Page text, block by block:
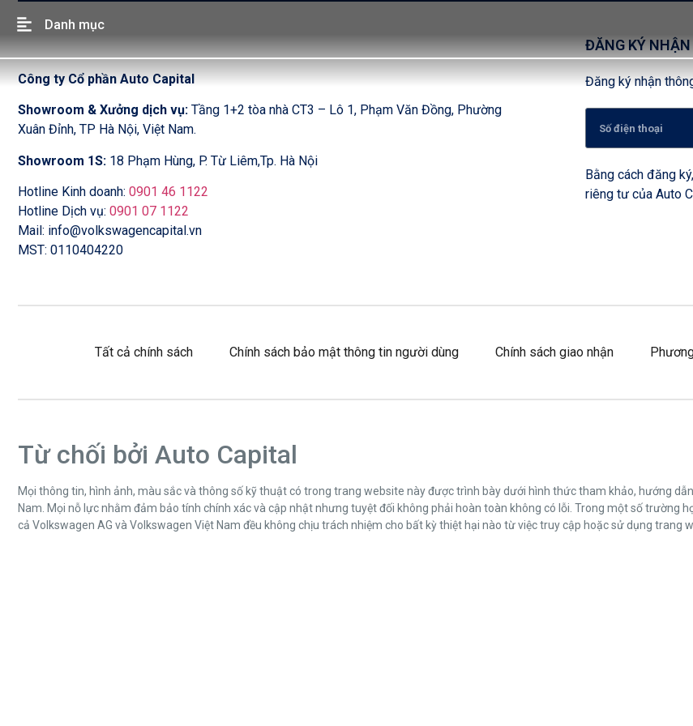
Danh mục
Công ty Cổ phần Auto Capital
Showroom & Xưởng dịch vụ: Tầng 1+2 tòa nhà CT3 – Lô 1, Phạm Văn Đồng, Phường
Xuân Đỉnh, TP Hà Nội, Việt Nam.
Showroom 1S: 18 Phạm Hùng, P. Từ Liêm,Tp. Hà Nội
Hotline Kinh doanh: 0901 46 1122
Hotline Dịch vụ: 0901 07 1122
Mail: info@volkswagencapital.vn
MST: 0110404220
ĐĂNG KÝ
Đăng ký nhận
Bằng cách đăng
riêng tư của Auto
Tất cả chính sách Chính sách bảo mật thông tin người dùng Chính sách giao nhận
Từ chối bởi Auto Capital
Mọi thông tin, hình ảnh, màu sắc và thông số kỹ thuật có trong trang website này được trình bày dưới hình thức tham khảo, hướng
Nam. Mọi nỗ lực nhằm đảm bảo tính chính xác và cập nhật nhưng tuyệt đối không phải hoàn toàn không có lỗi. Trong một số trường
cả Volkswagen AG và Volkswagen Việt Nam đều không chịu trách nhiệm cho bất kỳ thiệt hại nào từ việc truy cập hoặc sử dụng trang